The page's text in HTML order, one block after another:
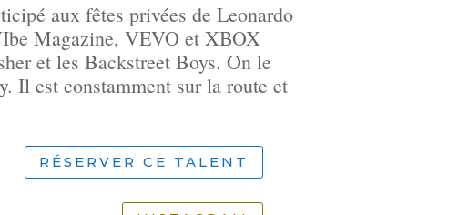
aux fêtes privées de Leonardo
Magazine, VEVO et XBOX
et les Backstreet Boys. On le
Il est constamment sur la route et
RÉSERVER CE TALENT